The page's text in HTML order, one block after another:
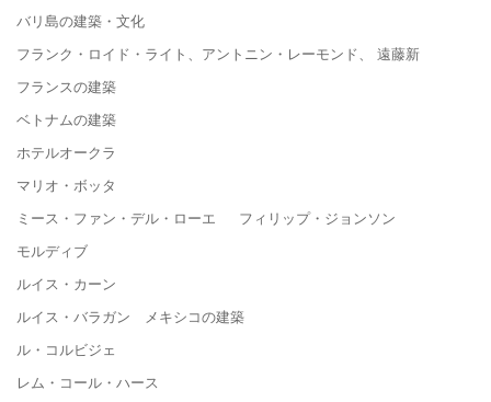
バリ島の建築・文化
フランク・ロイド・ライト、アントニン・レーモンド、 遠藤新
フランスの建築
ベトナムの建築
ホテルオークラ
マリオ・ボッタ
ミース・ファン・デル・ローエ フィリップ・ジョンソン
モルディブ
ルイス・カーン
ルイス・バラガン メキシコの建築
ル・コルビジェ
レム・コール・ハース